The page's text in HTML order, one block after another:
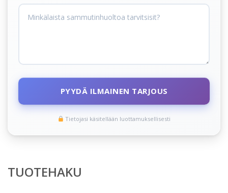
PYYDÄ ILMAINEN TARJOUS
Tietojasi käsitellään luottamuksellisesti
TUOTEHAKU